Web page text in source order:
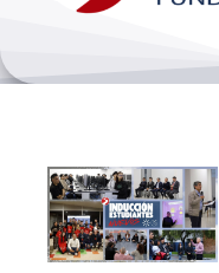
Investigación
Extension y desarrollo